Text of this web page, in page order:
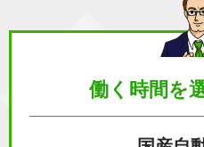
働く時間を